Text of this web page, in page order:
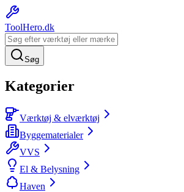
ToolHero.dk
Søg
Kategorier
Værktøj & elværktøj
Byggematerialer
VVS
El & Belysning
Haven